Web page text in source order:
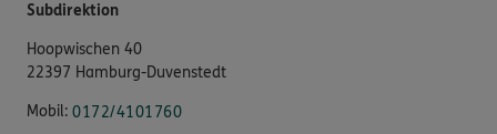
Subdirektion
Hoopwischen 40
22397 Hamburg-Duvenstedt
Mobil: 0172/4101760